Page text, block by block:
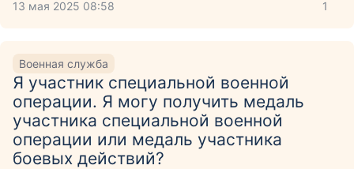
13 мая 2025 08:58 1
Военная служба
Я участник специальной военной
операции. Я могу получить медаль
участника специальной военной
операции или медаль участника
боевых действий?